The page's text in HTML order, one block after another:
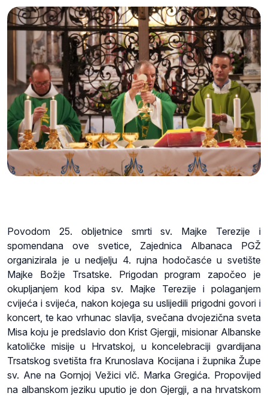
Povodom 25. obljetnice smrti sv. Majke Terezije i
spomendana ove svetice, Zajednica Albanaca PGŽ
organizirala je u nedjelju 4. rujna hodočasće u svetište
Majke Božje Trsatske. Prigodan program započeo je
okupljanjem kod kipa sv. Majke Terezije i polaganjem
cvijeća i svijeća, nakon kojega su uslijedili prigodni govori i
koncert, te kao vrhunac slavlja, svečana dvojezična sveta
Misa koju je predslavio don Krist Gjergji, misionar Albanske
katoličke misije u Hrvatskoj, u koncelebraciji gvardijana
Trsatskog svetišta fra Krunoslava Kocijana i župnika Župe
sv. Ane na Gornjoj Vežici vlč. Marka Gregića. Propovijed
na albanskom jeziku uputio je don Gjergji, a na hrvatskom